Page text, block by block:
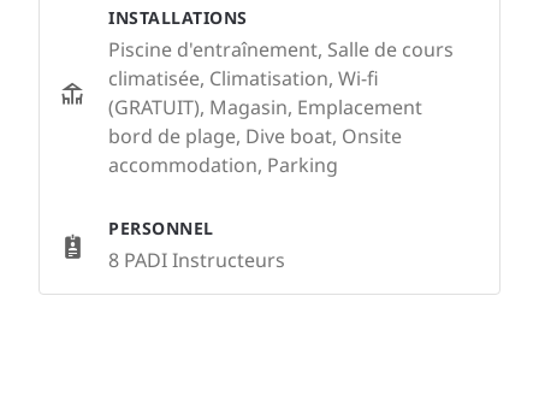
INSTALLATIONS
Piscine d'entraînement, Salle de cours
climatisée, Climatisation, Wi-fi
(GRATUIT), Magasin, Emplacement
bord de plage, Dive boat, Onsite
accommodation, Parking
PERSONNEL
8 PADI Instructeurs